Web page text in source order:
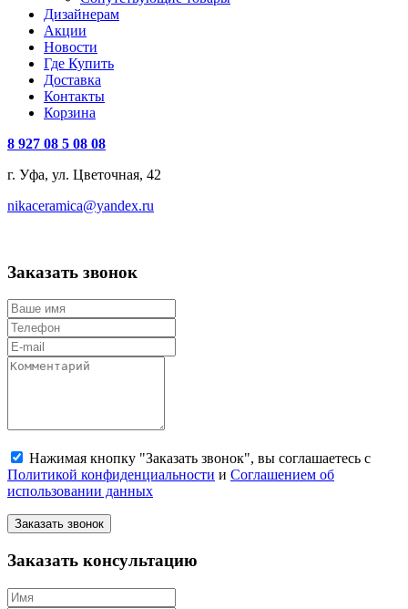
Дизайнерам
Акции
Новости
Где Купить
Доставка
Контакты
Корзина
8 927 08 5 08 08
г. Уфа, ул. Цветочная, 42
nikaceramica@yandex.ru
Заказать звонок
Нажимая кнопку "Заказать звонок", вы соглашаетесь с
Политикой конфиденциальности и Соглашением об
использовании данных
Заказать звонок
Заказать консультацию